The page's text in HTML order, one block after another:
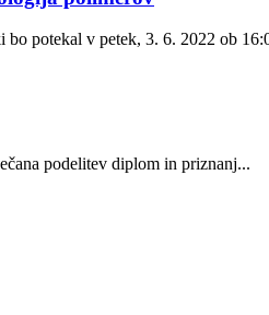
potekal v petek, 3. 6. 2022 ob
podelitev diplom in priznanj...